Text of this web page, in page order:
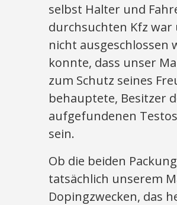
selbst Halter und
durchsuchten Kfz war
nicht ausgeschlossen
konnte, dass unser
zum Schutz seines
behauptete, Besitzer
aufgefundenen
sein.
Ob die beiden
tatsächlich unserem
Dopingzwecken, das